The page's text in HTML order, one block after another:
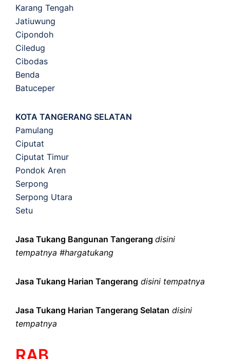
Karang Tengah
Jatiuwung
Cipondoh
Ciledug
Cibodas
Benda
Batuceper
KOTA TANGERANG SELATAN
Pamulang
Ciputat
Ciputat Timur
Pondok Aren
Serpong
Serpong Utara
Setu
Jasa Tukang Bangunan Tangerang disini
tempatnya #hargatukang
Jasa Tukang Harian Tangerang disini tempatnya
Jasa Tukang Harian Tangerang Selatan disini
tempatnya